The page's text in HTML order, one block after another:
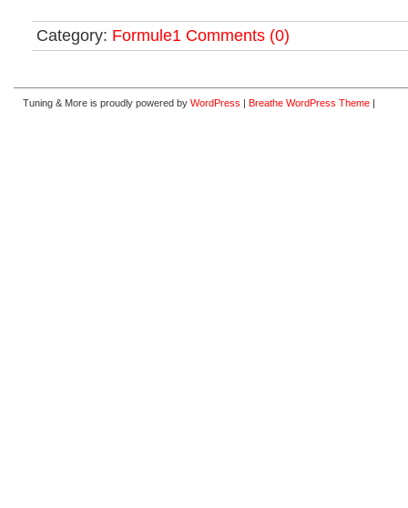
Category: Formule1 Comments (0)
Tuning & More is proudly powered by WordPress | Breathe WordPress Theme |